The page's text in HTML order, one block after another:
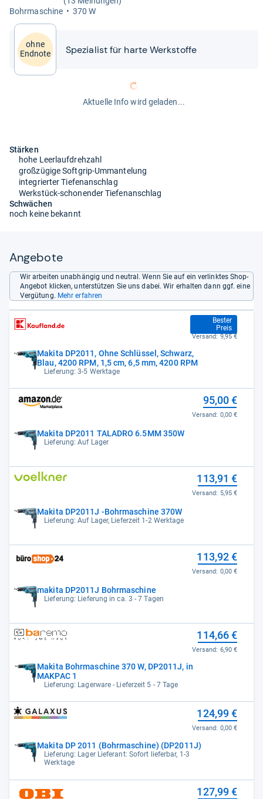
Bohr­ma­schine
370 W
ohne
Endnote
Spe­zia­list für harte Werk­stoffe
Aktuelle Info wird geladen...
Stärken
hohe Leerlaufdrehzahl
großzügige Softgrip-Ummantelung
integrierter Tiefenanschlag
Werkstück-schonender Tiefenanschlag
Schwächen
noch keine bekannt
Angebote
Wir arbeiten unabhängig und neutral. Wenn Sie auf ein verlinktes Shop-
Angebot klicken, unterstützen Sie uns dabei. Wir erhalten dann ggf. eine
Vergütung. Mehr erfahren
Makita DP2011, Ohne Schlüssel, Schwarz,
Blau, 4200 RPM, 1,5 cm, 6,5 mm, 4200 RPM
Lieferung: 3-5 Werktage
Bester
Preis
78,00 €
Versand: 9,95 €
Makita DP2011 TALADRO 6.5MM 350W
Lieferung: Auf Lager
95,00 €
Versand: 0,00 €
Makita DP2011J -Bohrmaschine 370W
Lieferung: Auf Lager, Lieferzeit 1-2 Werktage
113,91 €
Versand: 5,95 €
makita DP2011J Bohrmaschine
Lieferung: Lieferung in ca. 3 - 7 Tagen
113,92 €
Versand: 0,00 €
Makita Bohrmaschine 370 W, DP2011J, in
MAKPAC 1
Lieferung: Lagerware - Lieferzeit 5 - 7 Tage
114,66 €
Versand: 6,90 €
Makita DP 2011 (Bohrmaschine) (DP2011J)
Lieferung: Lager Lieferant: Sofort lieferbar, 1-3
Werktage
124,99 €
Versand: 0,00 €
127,99 €